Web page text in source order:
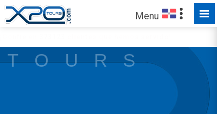
Menu
T O U R S